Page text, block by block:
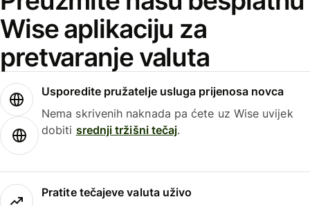
Wise aplikaciju za
pretvaranje valuta
Usporedite pružatelje usluga prijenosa novca
Nema skrivenih naknada pa ćete uz Wise uvijek
dobiti srednji tržišni tečaj.
Pratite tečajeve valuta uživo